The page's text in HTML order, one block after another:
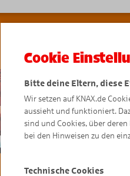
Cookie
Bitte deine Eltern, diese
Wir setzen auf KNAX.de
aussieht und funktioniert.
sind und Cookies, über
bei den Hinweisen zu den
Technische Cookies